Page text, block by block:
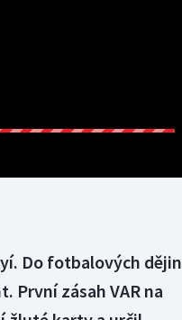
Do fotbalových dějin
První zásah VAR na